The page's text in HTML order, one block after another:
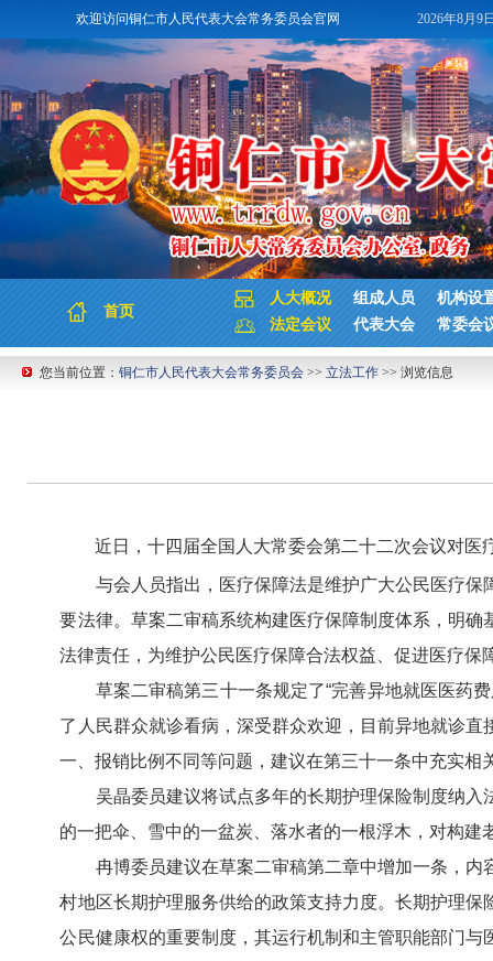
欢迎访问铜仁市人民代表大会常务委员会官网 2026年8月9
首页
人大概况 组成人员
机构设
法定会议
代表大会 常委会
您当前位置： 铜仁市人民代表大会常务委员会 >> 立法工作 >> 浏览信息
近日，十四届全国人大常委会第二十二次会议对医
与会人员指出，医疗保障法是维护广大公民医疗保
要法律。草案二审稿系统构建医疗保障制度体系，明
法律责任，为维护公民医疗保障合法权益、促进医疗
草案二审稿第三十一条规定了“完善异地就医医药费
了人民群众就诊看病，深受群众欢迎，目前异地就诊
一、报销比例不同等问题，建议在第三十一条中充实相
吴晶委员建议将试点多年的长期护理保险制度纳入
的一把伞、雪中的一盆炭、落水者的一根浮木，对构建
冉博委员建议在草案二审稿第二章中增加一条，内
村地区长期护理服务供给的政策支持力度。长期护理
公民健康权的重要制度，其运行机制和主管职能部门